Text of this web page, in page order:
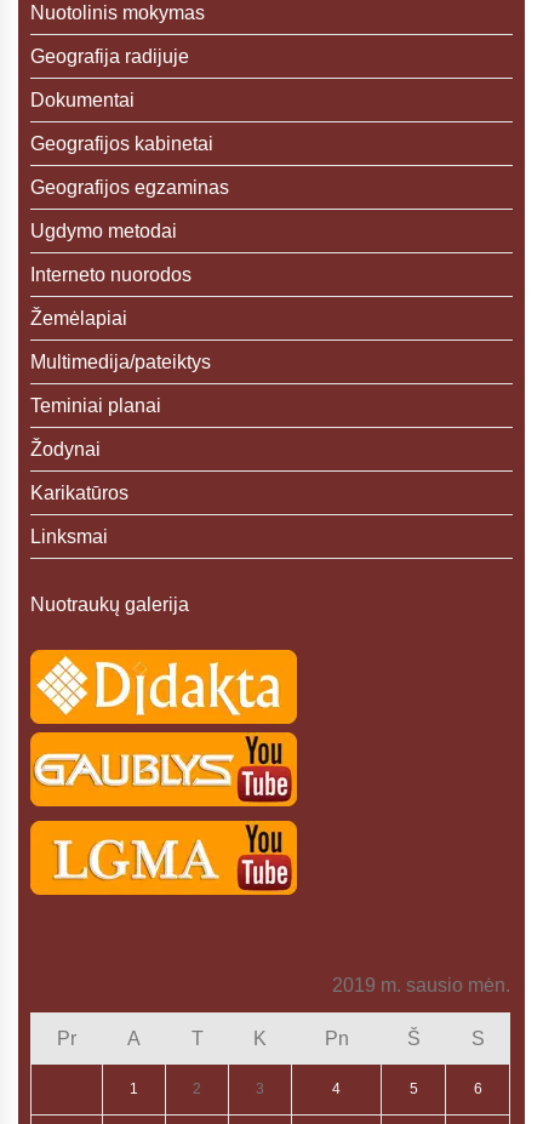
Nuotolinis mokymas
Geografija radijuje
Dokumentai
Geografijos kabinetai
Geografijos egzaminas
Ugdymo metodai
Interneto nuorodos
Žemėlapiai
Multimedija/pateiktys
Teminiai planai
Žodynai
Karikatūros
Linksmai
Nuotraukų galerija
2019 m. sausio mėn.
Pr A T K Pn Š S
1 2 3 4 5 6